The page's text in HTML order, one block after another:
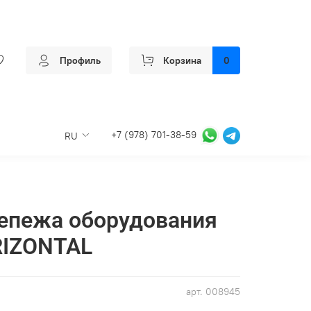
Профиль Корзина 0
RU +7 (978) 701-38-59
арт. 008945
оборудования